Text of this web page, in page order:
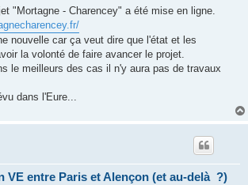
"Mortagne - Charencey" a été mise en ligne.
nouvelle car ça veut dire que l'état et les
la volonté de faire avancer le projet.
le meilleurs des cas il n'y aura pas de travaux
dans l'Eure...
VE entre Paris et Alençon (et au-delà ?)